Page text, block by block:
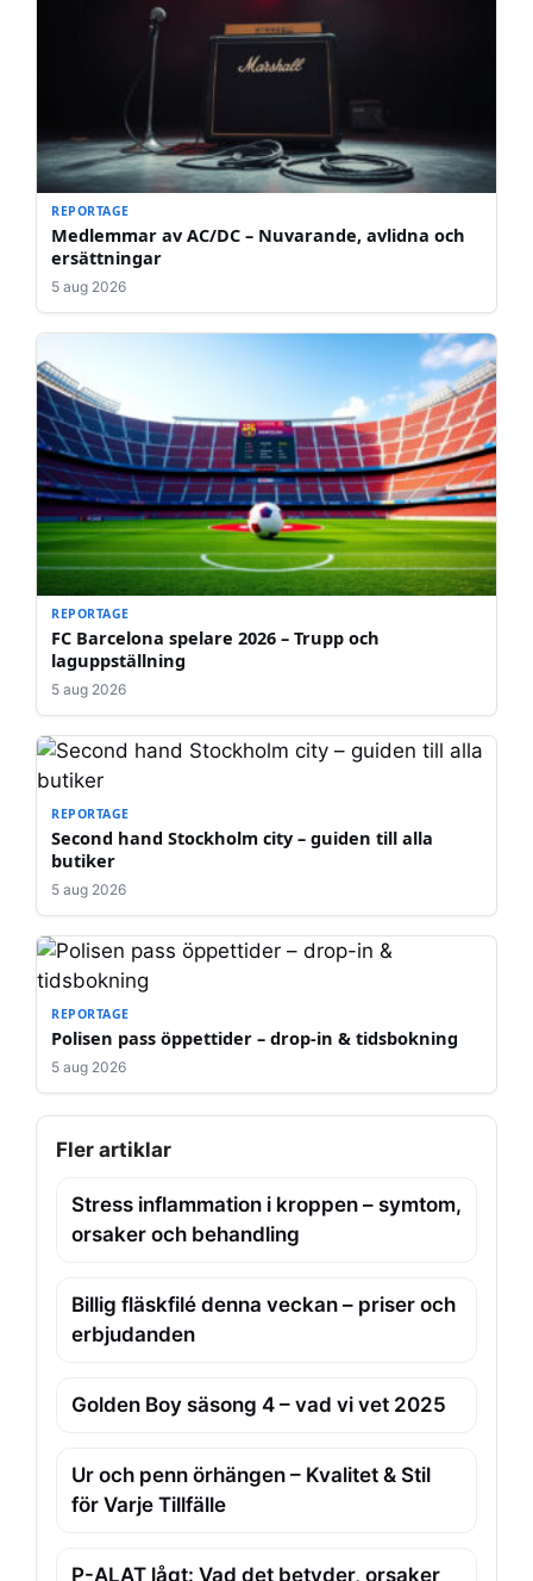
REPORTAGE
Medlemmar av AC/DC – Nuvarande, avlidna och
ersättningar
5 aug 2026
REPORTAGE
FC Barcelona spelare 2026 – Trupp och
laguppställning
5 aug 2026
REPORTAGE
Second hand Stockholm city – guiden till alla
butiker
5 aug 2026
REPORTAGE
Polisen pass öppettider – drop-in & tidsbokning
5 aug 2026
Fler artiklar
Stress inflammation i kroppen – symtom,
orsaker och behandling
Billig fläskfilé denna veckan – priser och
erbjudanden
Golden Boy säsong 4 – vad vi vet 2025
Ur och penn örhängen – Kvalitet & Stil
för Varje Tillfälle
P-ALAT lågt: Vad det betyder, orsaker